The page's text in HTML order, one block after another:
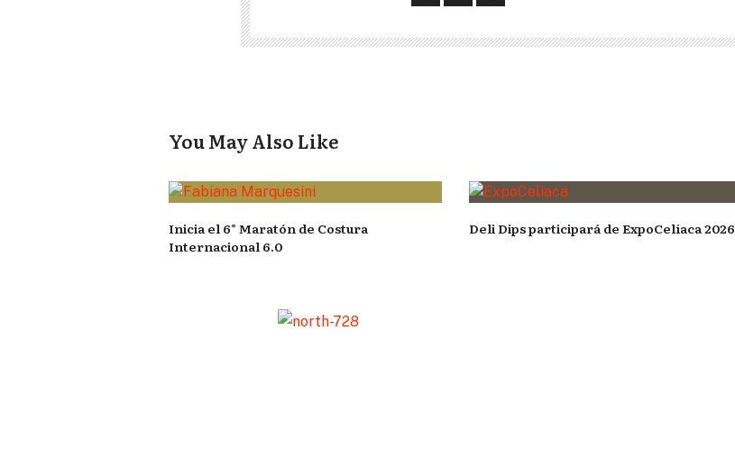
You May Also Like
Inicia el 6° Maratón de Costura
Internacional 6.0
Deli Dips participará de ExpoCelíaca 2026